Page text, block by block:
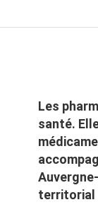
Les
santé.
territorial